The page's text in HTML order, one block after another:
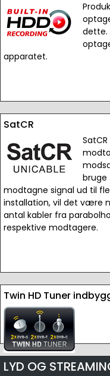
dette.
apparatet.
SatCR
bruge
modtagne signal ud til
installation, vil det være
antal kabler fra
respektive modtagere.
Twin HD Tuner
LYD OG